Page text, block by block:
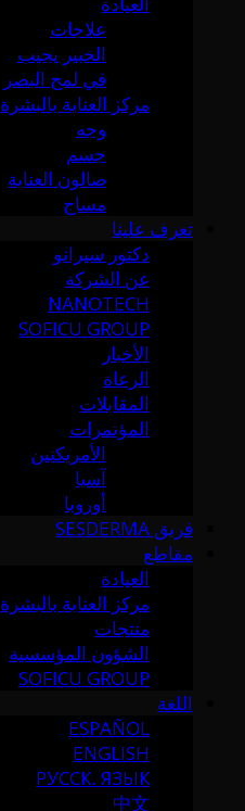
علاجات
الخبير يجيب
في لمح البصر
مركز العناية بالبشرة
وجه
جسم
صالون العناية
مساج
تعرف علينا
دكتور سيرانو
عن الشركة
NANOTECH
SOFICU GROUP
الأخبار
الرعاة
المقابلات
المؤتمرات
الأمريكتين
آسيا
أوروبا
فريق SESDERMA
مقاطع
العيادة
مركز العناية بالبشرة
منتجات
الشؤون المؤسسية
SOFICU GROUP
اللغة
ESPAÑOL
ENGLISH
РУССК. ЯЗЫК
中文